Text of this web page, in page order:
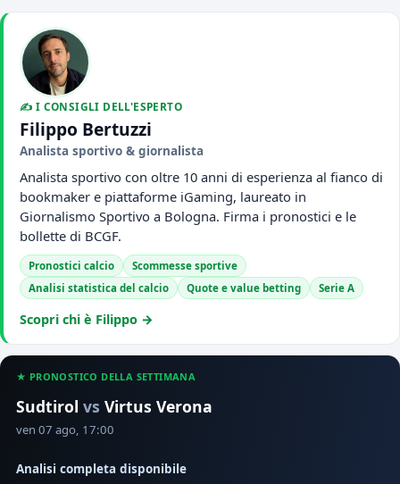
✍️ I CONSIGLI DELL'ESPERTO
Filippo Bertuzzi
Analista sportivo & giornalista
Analista sportivo con oltre 10 anni di esperienza al fianco di
bookmaker e piattaforme iGaming, laureato in
Giornalismo Sportivo a Bologna. Firma i pronostici e le
bollette di BCGF.
Pronostici calcio
Scommesse sportive
Analisi statistica del calcio
Quote e value betting Serie A
Scopri chi è Filippo →
★ PRONOSTICO DELLA SETTIMANA
Sudtirol vs Virtus Verona
ven 07 ago, 17:00
Analisi completa disponibile